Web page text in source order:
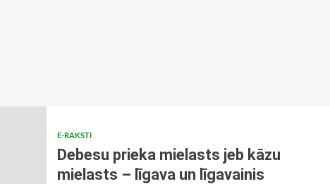
E-RAKSTI
Debesu prieka mielasts jeb kāzu
mielasts – līgava un līgavainis